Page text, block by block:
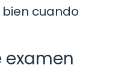
bien cuando
examen